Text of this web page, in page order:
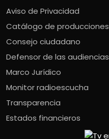
Aviso de Privacidad
Catálogo de producciones
Consejo ciudadano
Defensor de las audiencias
Marco Jurídico
Monitor radioescucha
Transparencia
Estados financieros